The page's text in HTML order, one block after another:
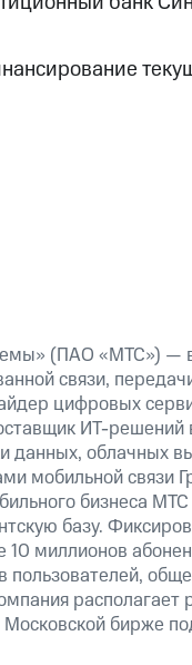
(ПАО «МТС») —
связи,
цифровых
ИТ-решений
данных, облачных
мобильной связи
бизнеса
базу.
миллионов
располагает
бирже